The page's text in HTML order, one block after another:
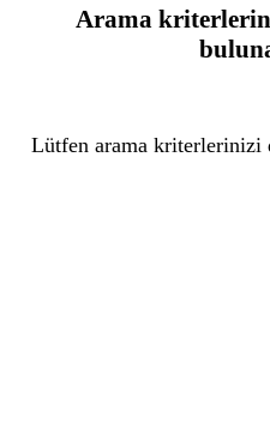
Arama
Lütfen arama kriterlerinizi